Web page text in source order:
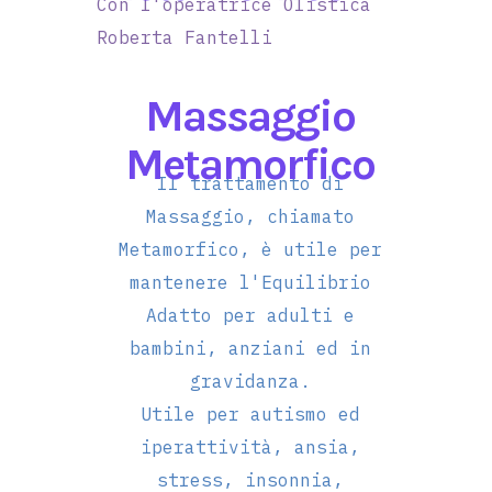
Con l'operatrice Olistica
Roberta Fantelli
Massaggio
Metamorfico
Il trattamento di
Massaggio, chiamato
Metamorfico, è utile per
mantenere l'Equilibrio
Adatto per adulti e
bambini, anziani ed in
gravidanza.
Utile per autismo ed
iperattività, ansia,
stress, insonnia,